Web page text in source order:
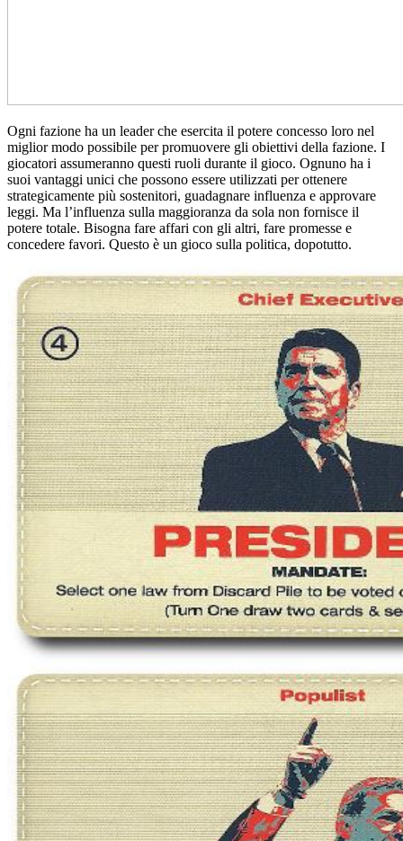
Ogni fazione ha un leader che esercita il potere concesso loro nel
miglior modo possibile per promuovere gli obiettivi della fazione. I
giocatori assumeranno questi ruoli durante il gioco. Ognuno ha i
suoi vantaggi unici che possono essere utilizzati per ottenere
strategicamente più sostenitori, guadagnare influenza e approvare
leggi. Ma l’influenza sulla maggioranza da sola non fornisce il
potere totale. Bisogna fare affari con gli altri, fare promesse e
concedere favori. Questo è un gioco sulla politica, dopotutto.